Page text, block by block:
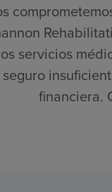
servicios
financiera.